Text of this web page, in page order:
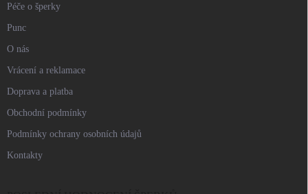
Péče o šperky
Punc
O nás
Vrácení a reklamace
Doprava a platba
Obchodní podmínky
Podmínky ochrany osobních údajů
Kontakty